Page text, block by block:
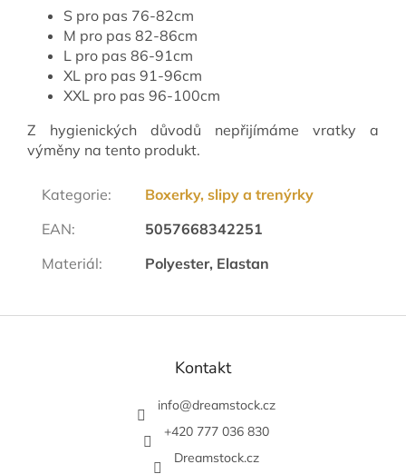
S pro pas 76-82cm
M pro pas 82-86cm
L pro pas 86-91cm
XL pro pas 91-96cm
XXL pro pas 96-100cm
Z hygienických důvodů nepřijímáme vratky a
výměny na tento produkt.
Kategorie:
Boxerky, slipy a trenýrky
EAN:
5057668342251
Materiál: Polyester, Elastan
Z
Kontakt
info@dreamstock.cz
+420 777 036 830
Dreamstock.cz